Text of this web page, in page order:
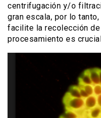
centrifugación y/o
gran escala, por lo
facilite la recolección
procesamiento es